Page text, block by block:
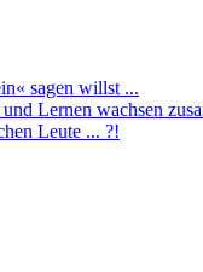
sagen willst ...
Lernen wachsen
Leute ... ?!